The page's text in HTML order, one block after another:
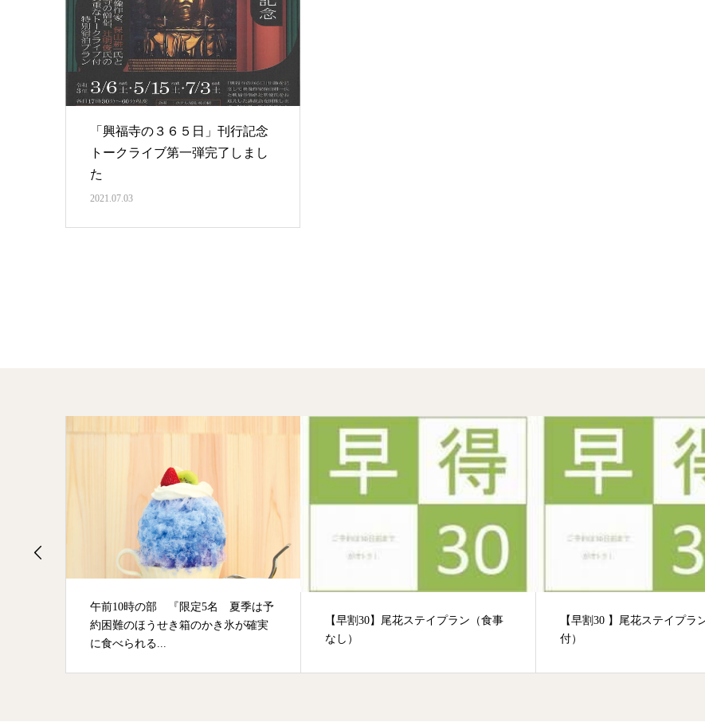
「興福寺の３６５日」刊行記念
トークライブ第一弾完了しまし
た
2021.07.03
午前10時の部 『限定5名 夏季は予
約困難のほうせき箱のかき氷が確実
に食べられる...
【早割30】尾花ステイプラン（食事
なし）
【早割30 】尾花ステイプラ
付）